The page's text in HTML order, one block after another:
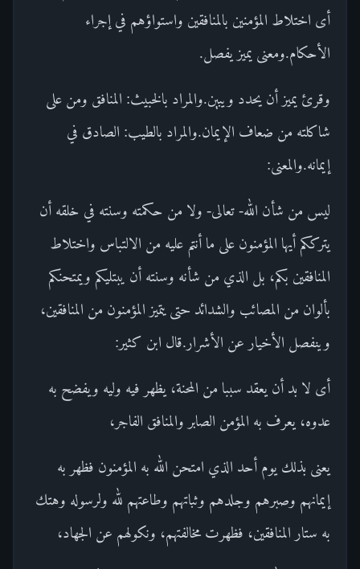
أى اختلاط المؤمنين بالمنافقين واستواؤهم في إجراء
الأحكام.ومعنى يميز يفصل.
وقرئ يميز أن يحدد ويبين.والمراد بالخبيث: المنافق ومن على
شاكلته من ضعاف الإيمان.والمراد بالطيب: الصادق في
إيمانه.والمعنى:
ليس من شأن الله- تعالى- ولا من حكمته وسنته في خلقه أن
يترككم أيها المؤمنون على ما أنتم عليه من الالتباس واختلاط
المنافقين بكم، بل الذي من شأنه وسنته أن يبتليكم ويمتحنكم
بألوان من المصائب والشدائد حتى يتميز المؤمنون من المنافقين،
وينفصل الأخيار عن الأشرار.قال ابن كثير:
أى لا بد أن يعقد سببا من المحنة، يظهر فيه وليه ويفضح به
عدوه، يعرف به المؤمن الصابر والمنافق الفاجر،
يعنى بذلك يوم أحد الذي امتحن الله به المؤمنون فظهر به
إيمانهم وصبرهم وجلدهم وثباتهم وطاعتهم لله ولرسوله وهتك
به ستار المنافقين، فظهرت مخالفتهم، ونكولهم عن الجهاد،